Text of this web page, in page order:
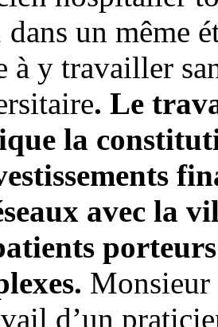
un même
à y travailler
. Le
la
avec la
Monsieur
d’un